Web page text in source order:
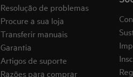
Resolução de problemas
Procure a sua loja
Transferir manuais
Garantia
Artigos de suporte
Razões para comprar